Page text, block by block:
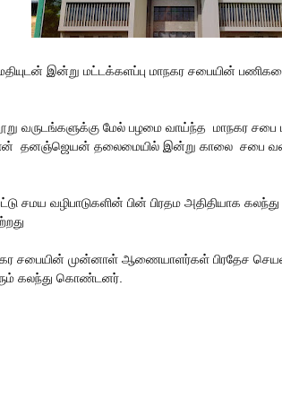
இன்று மட்டக்களப்பு மாநகர சபையின்
வருடங்களுக்கு மேல் பழமை வாய்ந்த மாநகர சபை
தனஞ்ஜெயன் தலைமையில் இன்று காலை சபை
சமய வழிபாடுகளின் பின் பிரதம அதிதியாக
சபையின் முன்னாள் ஆணையாளர்கள் பிரதேச
கலந்து கொண்டனர்.